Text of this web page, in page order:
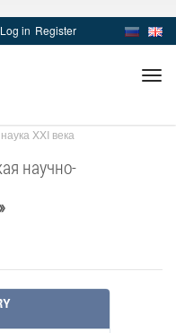
Log in Register
XXI века
научно-
»